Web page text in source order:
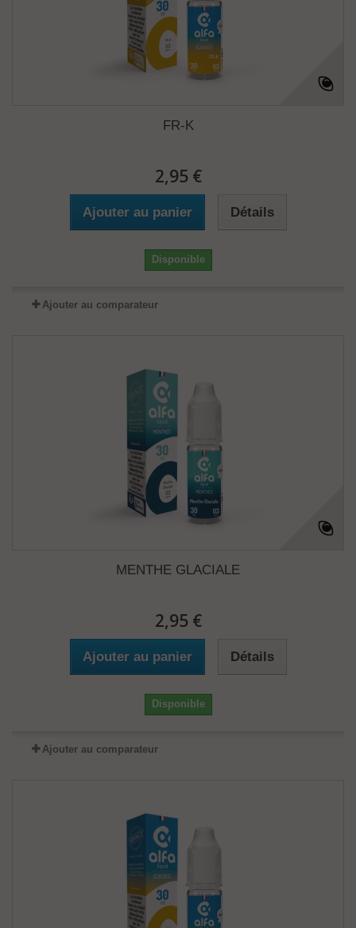
FR-K
2,95 €
Ajouter au panier Détails
Disponible
Ajouter au comparateur
MENTHE GLACIALE
2,95 €
Ajouter au panier Détails
Disponible
Ajouter au comparateur